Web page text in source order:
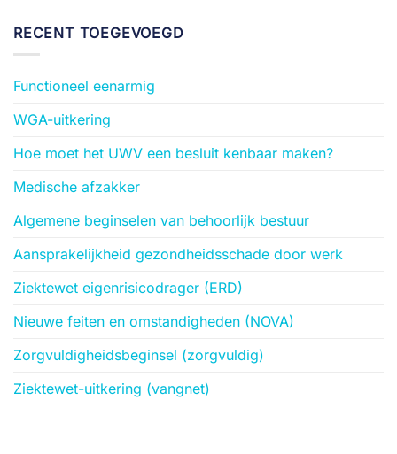
RECENT TOEGEVOEGD
Functioneel eenarmig
WGA-uitkering
Hoe moet het UWV een besluit kenbaar maken?
Medische afzakker
Algemene beginselen van behoorlijk bestuur
Aansprakelijkheid gezondheidsschade door werk
Ziektewet eigenrisicodrager (ERD)
Nieuwe feiten en omstandigheden (NOVA)
Zorgvuldigheidsbeginsel (zorgvuldig)
Ziektewet-uitkering (vangnet)